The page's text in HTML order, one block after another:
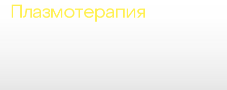
Плазмотерапия